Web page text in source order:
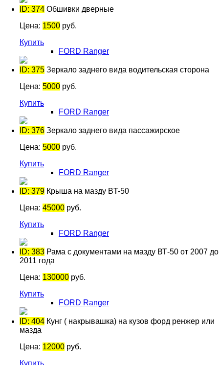
ID: 374 Обшивки дверные
Цена: 1500 руб.
Купить
FORD Ranger
ID: 375 Зеркало заднего вида водительская сторона
Цена: 5000 руб.
Купить
FORD Ranger
ID: 376 Зеркало заднего вида пассажирское
Цена: 5000 руб.
Купить
FORD Ranger
ID: 379 Крыша на мазду BT-50
Цена: 45000 руб.
Купить
FORD Ranger
ID: 383 Рама с документами на мазду ВТ-50 от 2007 до
2011 года
Цена: 130000 руб.
Купить
FORD Ranger
ID: 404 Кунг ( накрывашка) на кузов форд ренжер или
мазда
Цена: 12000 руб.